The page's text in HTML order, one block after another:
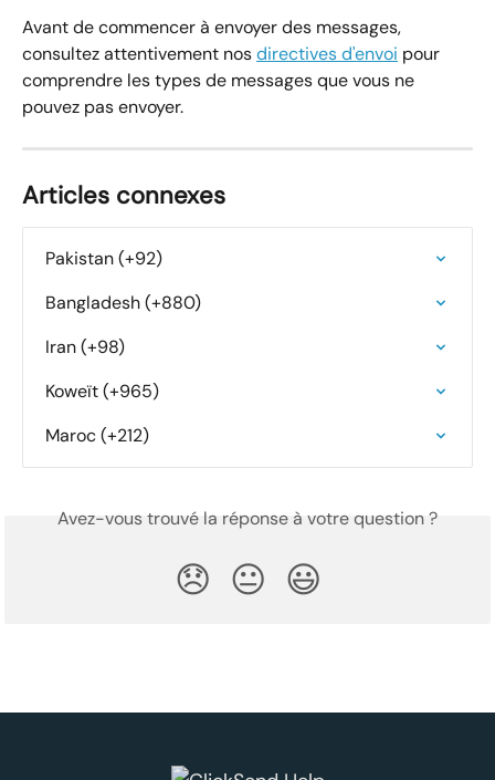
Avant de commencer à envoyer des messages,
consultez attentivement nos directives d'envoi pour
comprendre les types de messages que vous ne
pouvez pas envoyer.
Articles connexes
Pakistan (+92)
Bangladesh (+880)
Iran (+98)
Koweït (+965)
Maroc (+212)
Avez-vous trouvé la réponse à votre question ?
😞 😐 😃